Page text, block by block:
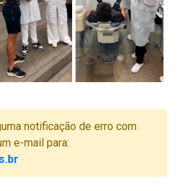
notificação de erro com
e-mail para: